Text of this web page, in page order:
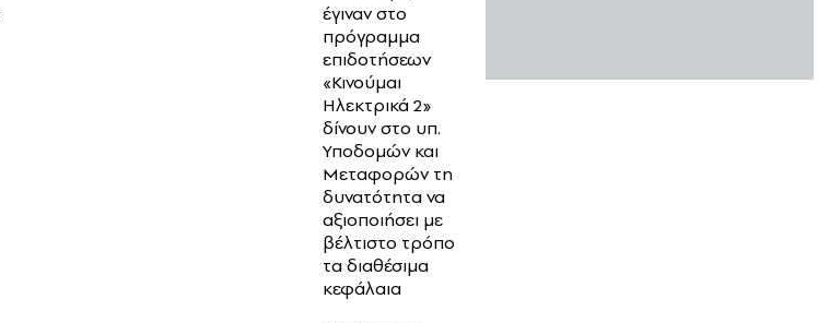
έγιναν στο
πρόγραμμα
επιδοτήσεων
«Κινούμαι
Ηλεκτρικά 2»
δίνουν στο υπ.
Υποδομών και
Μεταφορών τη
δυνατότητα να
αξιοποιήσει με
βέλτιστο τρόπο
τα διαθέσιμα
κεφάλαια